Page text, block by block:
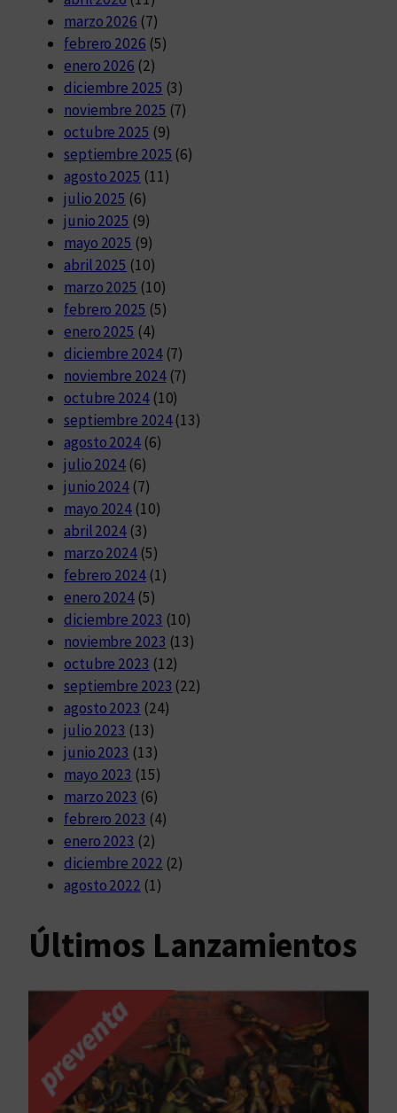
marzo 2026 (7)
febrero 2026 (5)
enero 2026 (2)
diciembre 2025 (3)
noviembre 2025 (7)
octubre 2025 (9)
septiembre 2025 (6)
agosto 2025 (11)
julio 2025 (6)
junio 2025 (9)
mayo 2025 (9)
abril 2025 (10)
marzo 2025 (10)
febrero 2025 (5)
enero 2025 (4)
diciembre 2024(7)
noviembre 2024(7)
octubre 2024(10)
septiembre 2024(13)
agosto 2024(6)
julio 2024 (6)
junio 2024 (7)
mayo 2024 (10)
abril 2024 (3)
marzo 2024 (5)
febrero 2024(1)
enero 2024 (5)
diciembre 2023 (10)
noviembre 2023 (13)
octubre 2023 (12)
septiembre 2023 (22)
agosto 2023 (24)
julio 2023 (13)
junio 2023 (13)
mayo 2023 (15)
marzo 2023 (6)
febrero 2023 (4)
enero 2023 (2)
diciembre 2022 (2)
agosto 2022 (1)
Últimos Lanzamientos